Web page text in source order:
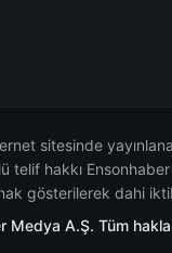
sitesinde
telif hakkı
gösterilerek dahi
A.Ş. Tüm